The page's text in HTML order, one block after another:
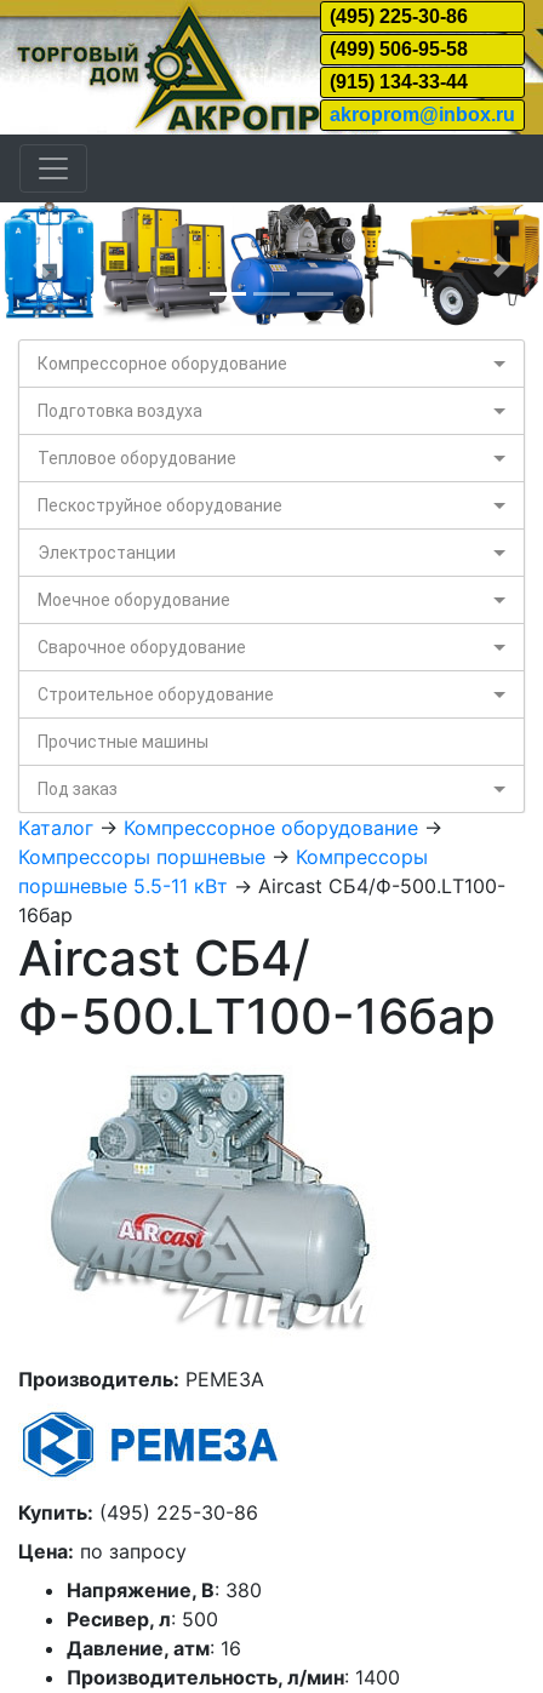
(495) 225-30-86
(499) 506-95-58
(915) 134-33-44
akroprom@inbox.ru
Назад
Компрессорное оборудование
Подготовка воздуха
Тепловое оборудование
Пескоструйное оборудование
Электростанции
Моечное оборудование
Сварочное оборудование
Строительное оборудование
Прочистные машины
Под заказ
Каталог -> Компрессорное оборудование ->
Компрессоры поршневые -> Компрессоры
поршневые 5.5-11 кВт -> Aircast СБ4/Ф-500.LТ100-
16бар
Aircast СБ4/
Ф-500.LТ100-16бар
Производитель: РЕМЕЗА
Купить: (495) 225-30-86
Цена: по запросу
Напряжение, В: 380
Ресивер, л: 500
Давление, атм: 16
Производительность, л/мин: 1400